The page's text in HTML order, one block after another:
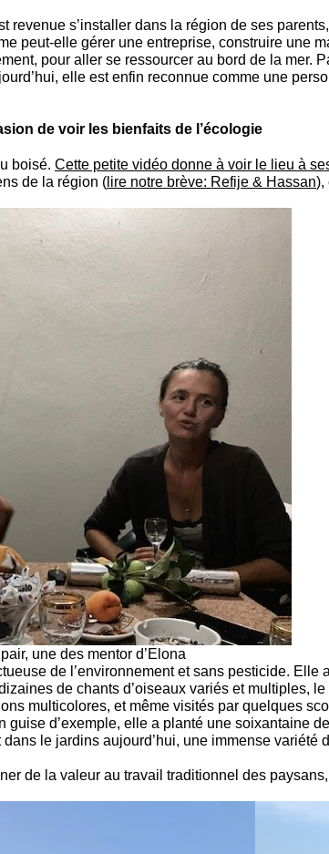
revenue s’installer dans la région de ses
peut-elle gérer une entreprise, construire une
pour aller se ressourcer au bord de la
elle est enfin reconnue comme une
de voir les bienfaits de l’écologie
boisé. Cette petite vidéo donne à voir le lieu à
de la région ( lire notre brève: Refije & Hassan),
une des mentor d’Elona
de l’environnement et sans pesticide.
de chants d’oiseaux variés et multiples,
multicolores, et même visités par quelques
d’exemple, elle a planté une soixantaine
le jardins aujourd’hui, une immense variété
de la valeur au travail traditionnel des